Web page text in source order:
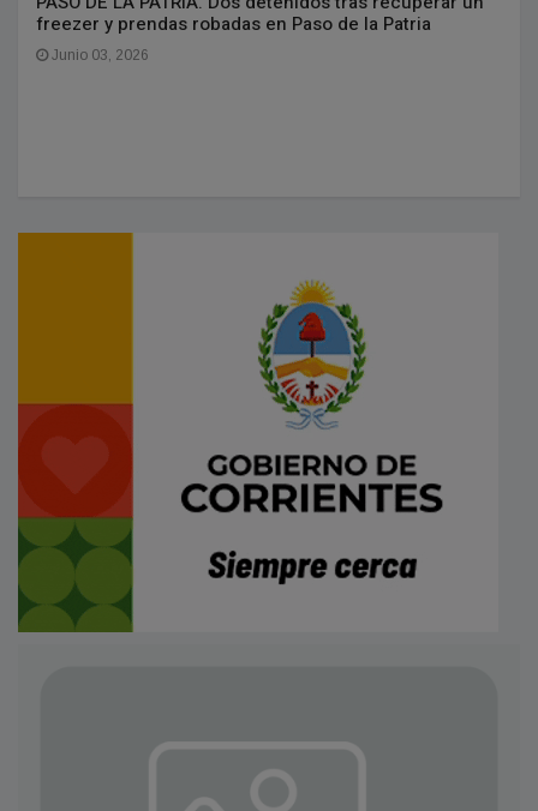
freezer y prendas robadas en Paso de la Patria
Junio 03, 2026